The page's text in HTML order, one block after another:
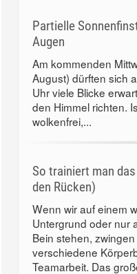
Partielle
Augen
Am kommenden
August) dürften sich
Uhr viele Blicke
den Himmel richten.
wolkenfrei,...
So trainiert man
den Rücken)
Wenn wir auf einem
Untergrund oder nur
Bein stehen, zwingen
verschiedene
Teamarbeit. Das